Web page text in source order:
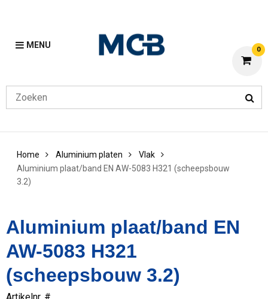
MENU 0
Home Aluminium platen
Vlak
Aluminium plaat/band EN AW-5083 H321 (scheepsbouw
3.2)
Aluminium plaat/band EN
AW-5083 H321
(scheepsbouw 3.2)